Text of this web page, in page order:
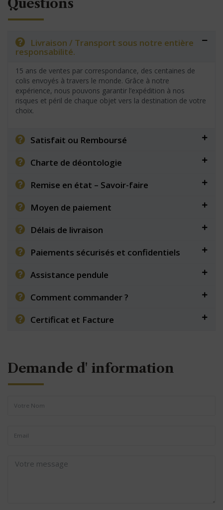
Questions
Livraison / Transport sous notre entière
responsabilité.
15 ans de ventes par correspondance, des centaines de
colis envoyés à travers le monde. Grâce à notre
expérience, nous pouvons garantir l’expédition à nos
risques et péril de chaque objet vers la destination de votre
choix.
Satisfait ou Remboursé
Charte de déontologie
Remise en état – Savoir-faire
Moyen de paiement
Délais de livraison
Paiements sécurisés et confidentiels
Assistance pendule
Comment commander ?
Certificat et Facture
Demande d' information